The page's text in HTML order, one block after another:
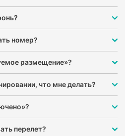
номер?
размещение»?
что мне делать?
перелет?